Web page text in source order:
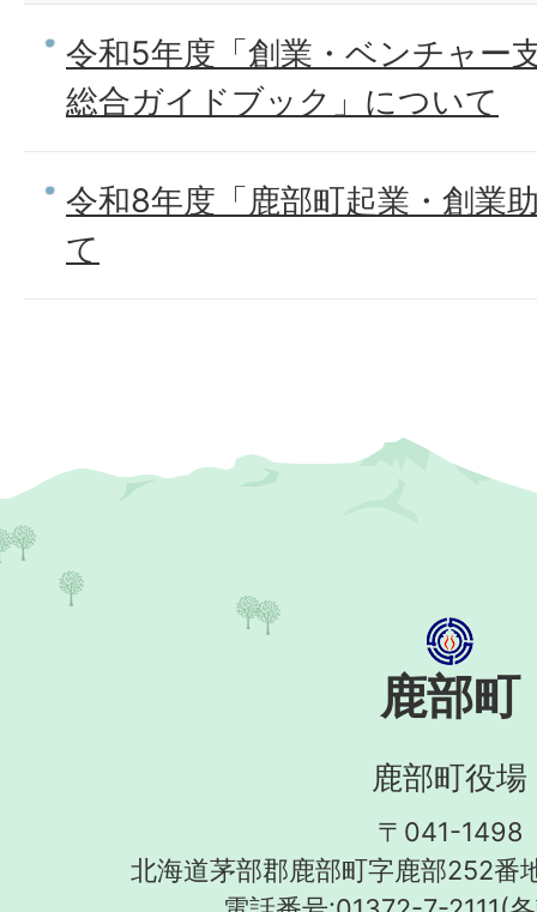
令和5年度「創業・ベンチャー
総合ガイドブック」について
令和8年度「鹿部町起業・創業
て
鹿部町
鹿部町役場
〒041-1498
北海道茅部郡鹿部町字鹿部252番